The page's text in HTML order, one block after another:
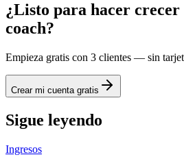
¿Listo para hacer
coach?
Empieza gratis con 3 clientes — sin
Crear mi cuenta gratis
Sigue leyendo
Ingresos